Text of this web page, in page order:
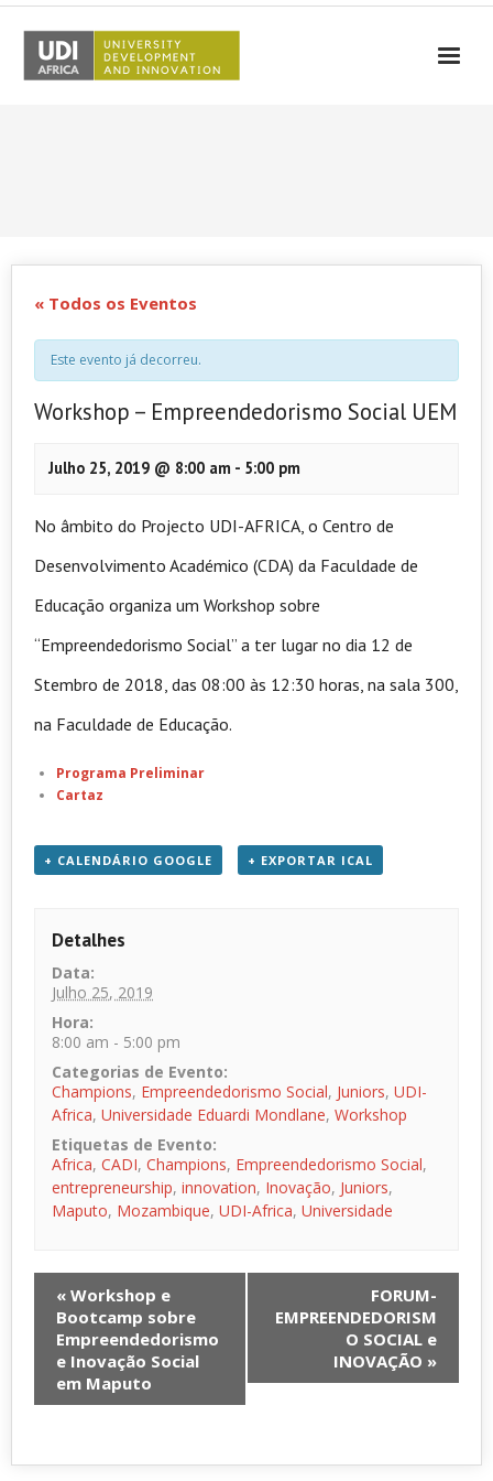
Resultados
Testemunhos
Contactos
« Todos os Eventos
Este evento já decorreu.
Workshop – Empreendedorismo Social UEM
Julho 25, 2019 @ 8:00 am - 5:00 pm
No âmbito do Projecto UDI-AFRICA, o Centro de
Desenvolvimento Académico (CDA) da Faculdade de
Educação organiza um Workshop sobre
“Empreendedorismo Social” a ter lugar no dia 12 de
Stembro de 2018, das 08:00 às 12:30 horas, na sala 300,
na Faculdade de Educação.
Programa Preliminar
Cartaz
+ CALENDÁRIO GOOGLE + EXPORTAR ICAL
Detalhes
Data:
Julho 25, 2019
Hora:
8:00 am - 5:00 pm
Categorias de Evento:
Champions, Empreendedorismo Social, Juniors,UDI-
Africa,Universidade Eduardi Mondlane,Workshop
Etiquetas de Evento:
Africa,CADI,Champions, Empreendedorismo Social,
entrepreneurship,innovation, Inovação, Juniors,
Maputo, Mozambique,UDI-Africa,Universidade
« Workshop e
Bootcamp sobre
Empreendedorismo
e Inovação Social
em Maputo
FORUM-
EMPREENDEDORISM
O SOCIAL e
INOVAÇÃO »